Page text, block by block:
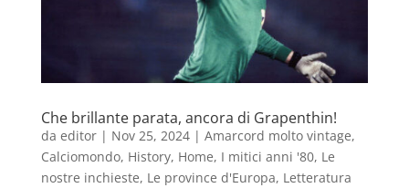
Che brillante parata, ancora di Grapenthin!
da editor| Nov 25, 2024| Amarcord molto vintage,
Calciomondo, History, Home, I mitici anni '80, Le
nostre inchieste, Le province d'Europa, Letteratura